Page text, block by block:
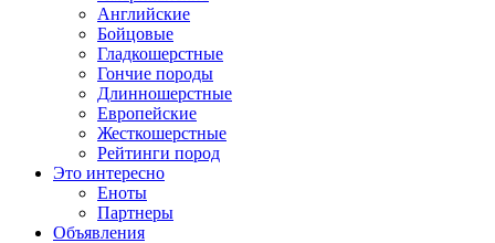
Английские
Бойцовые
Гладкошерстные
Гончие породы
Длинношерстные
Европейские
Жесткошерстные
Рейтинги пород
Это интересно
Еноты
Партнеры
Объявления